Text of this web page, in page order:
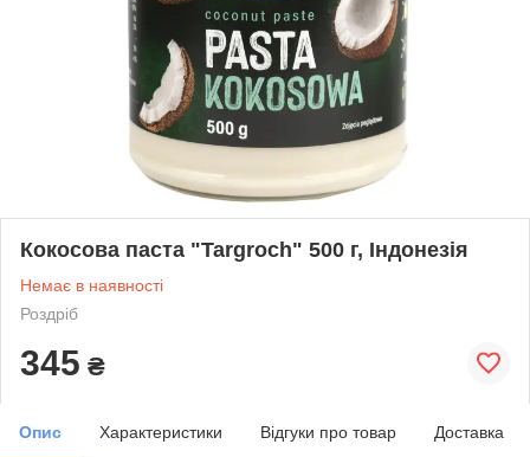
Кокосова паста "Targroch" 500 г, Індонезія
Немає в наявності
Роздріб
345 ₴
Опис Характеристики Відгуки про товар Доставка